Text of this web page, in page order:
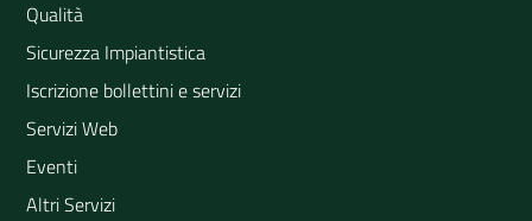
Qualità
Sicurezza Impiantistica
Iscrizione bollettini e servizi
Servizi Web
Eventi
Altri Servizi